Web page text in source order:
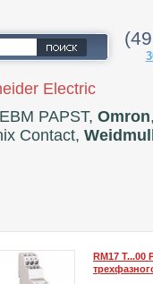
Electric
PAPST, Omron
Contact,
RM17 T...00